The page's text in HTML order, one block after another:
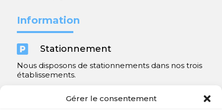
Gérer le consentement
Information
 Stationnement
Nous disposons de stationnements dans nos trois
établissements.